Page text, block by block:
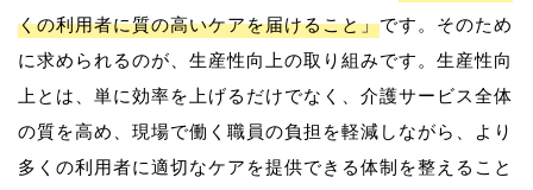
くの利用者に質の高いケアを届けること」です。そのため
に求められるのが、生産性向上の取り組みです。生産性向
上とは、単に効率を上げるだけでなく、介護サービス全体
の質を高め、現場で働く職員の負担を軽減しながら、より
多くの利用者に適切なケアを提供できる体制を整えること